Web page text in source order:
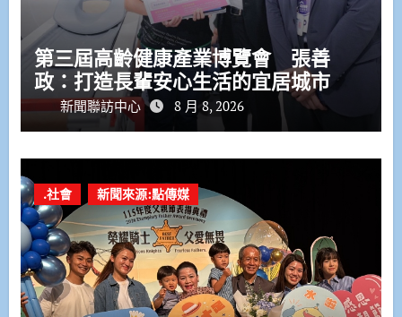
第三屆高齡健康產業博覽會 張善
政：打造長輩安心生活的宜居城市
新聞聯訪中心 8 月 8, 2026
.社會 新聞來源:點傳媒